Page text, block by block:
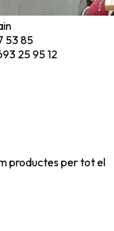
53 85
25 95 12
productes per tot el